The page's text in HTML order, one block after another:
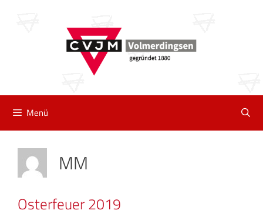
Menü
MM
Osterfeuer 2019